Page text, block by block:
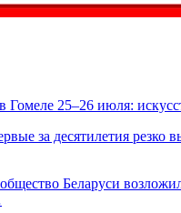
Гомеле 25–26 июля:
за десятилетия резко
Беларуси